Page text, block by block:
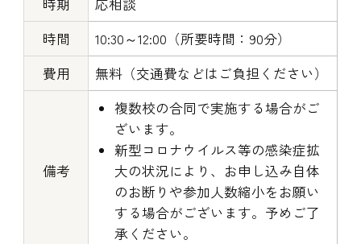
時間
10:30～12:00（所要時間：90分）
費用
無料（交通費などはご負担ください）
備考
複数校の合同で実施する場合がご
ざいます。
新型コロナウイルス等の感染症拡
大の状況により、お申し込み自体
のお断りや参加人数縮小をお願い
する場合がございます。予めご了
承ください。